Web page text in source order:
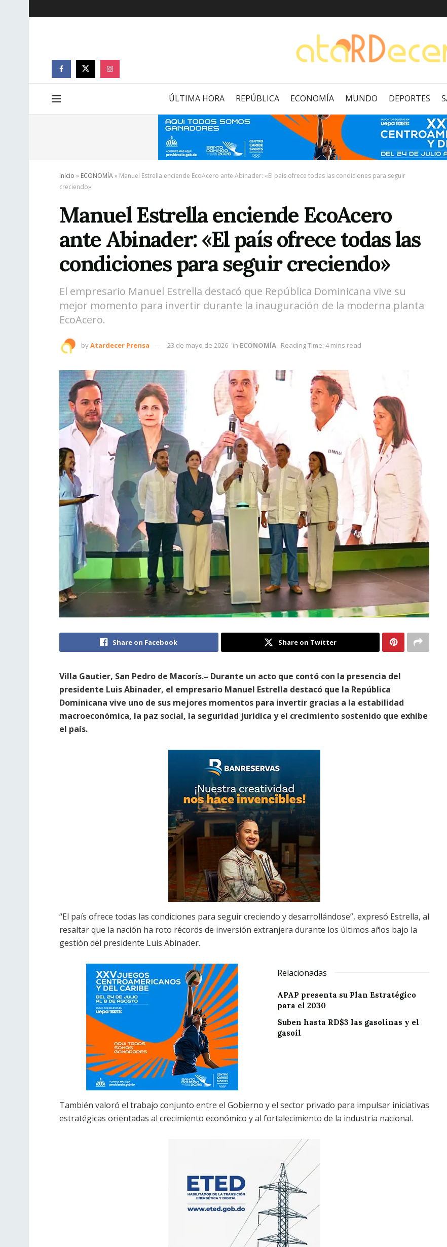
ÚLTIMA HORA REPÚBLICA ECONOMÍA MUNDO DEPORTES
Inicio » ECONOMÍA» Manuel Estrella enciende EcoAcero ante Abinader: «El país ofrece todas las condiciones para seguir
creciendo»
Manuel Estrella enciende EcoAcero
ante Abinader: «El país ofrece todas las
condiciones para seguir creciendo»
El empresario Manuel Estrella destacó que República Dominicana vive su
mejor momento para invertir durante la inauguración de la moderna planta
EcoAcero.
byAtardecer Prensa 23 de mayo de 2026 in ECONOMÍA Reading Time: 4 mins read
Share on Facebook Share on Twitter
Villa Gautier, San Pedro de Macorís.– Durante un acto que contó con la presencia del
presidente Luis Abinader, el empresario Manuel Estrella destacó que la República
Dominicana vive uno de sus mejores momentos para invertir gracias a la estabilidad
macroeconómica, la paz social, la seguridad jurídica y el crecimiento sostenido que exhibe
el país.
“El país ofrece todas las condiciones para seguir creciendo y desarrollándose”, expresó Estrella, al
resaltar que la nación ha roto récords de inversión extranjera durante los últimos años bajo la
gestión del presidente Luis Abinader.
Relacionadas
APAP presenta su Plan Estratégico
para el 2030
Suben hasta RD$3 las gasolinas y el
gasoil
También valoró el trabajo conjunto entre el Gobierno y el sector privado para impulsar iniciativas
estratégicas orientadas al crecimiento económico y al fortalecimiento de la industria nacional.